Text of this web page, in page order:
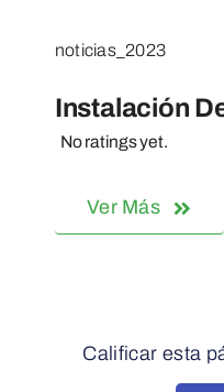
Geovisores
PEIN
noticias_2023
Instalación
No ratings yet.
Ver Más
Calificar esta